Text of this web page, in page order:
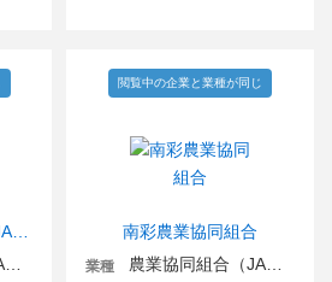
南彩農業協同組合
閲覧中の企業と業種が同じ
業種